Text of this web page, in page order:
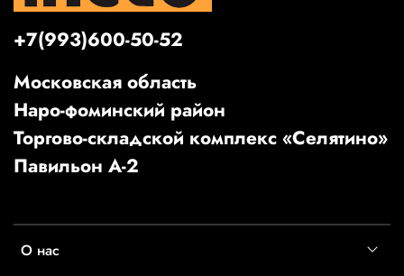
О нас
+7(993)600-50-52
Московская область
Наро-фоминский район
Торгово-складской комплекс «Селятино»
Павильон А-2